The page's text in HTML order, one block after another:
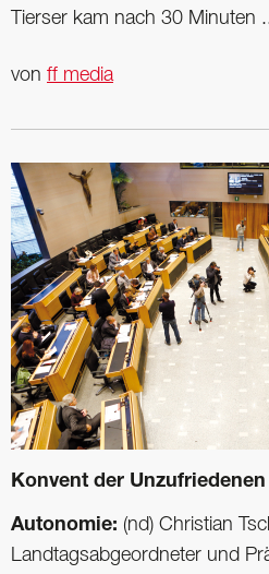
Tierser kam nach 30 Minuten
von ff media
Konvent der Unzufriedenen
Autonomie: (nd) Christian
Landtagsabgeordneter und